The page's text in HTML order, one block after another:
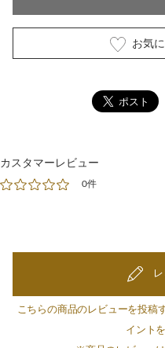
お気
カスタマーレビュー
0件
こちらの商品のレビューを投稿
イント